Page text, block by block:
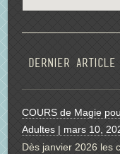
Dernier article
COURS de Magie
Adultes | mars 10,
Dès janvier 2026 les